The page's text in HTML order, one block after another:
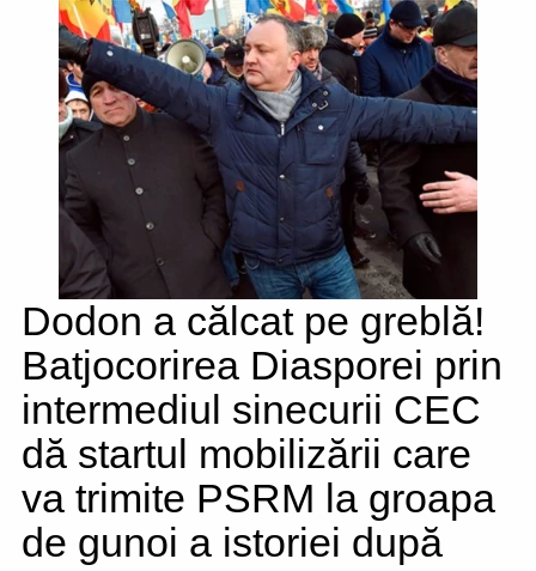
Dodon a călcat pe greblă!
Batjocorirea Diasporei prin
intermediul sinecurii CEC
dă startul mobilizării care
va trimite PSRM la groapa
de gunoi a istoriei după